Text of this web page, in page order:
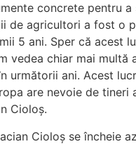
concrete pentru
de agricultori a fost o
5 ani. Sper că acest
vedea chiar mai multă
următorii ani. Acest
are nevoie de tineri
Cioloș.
Cioloș se încheie